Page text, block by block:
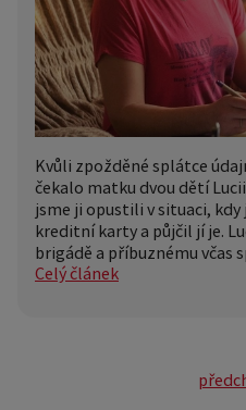
Kvůli zpožděné splátce
čekalo matku dvou dětí
jsme ji opustili v situaci,
kreditní karty a půjčil jí je.
brigádě a příbuznému včas
Celý článek